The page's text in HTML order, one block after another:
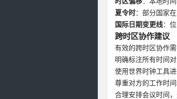
夏令时：部分国家
国际日期变更线：
跨时区协作建议
有效的跨时区协作需
明确标注所有时间
使用世界时钟工具
尊重对方的工作时
合理安排会议时间